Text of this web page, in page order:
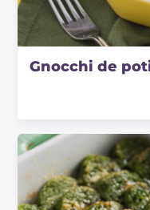
Gnocchi de